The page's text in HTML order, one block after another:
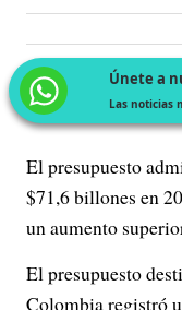
Únete a
Las noticias
El presupuesto
$71,6 billones en
un aumento
El presupuesto
Colombia registró